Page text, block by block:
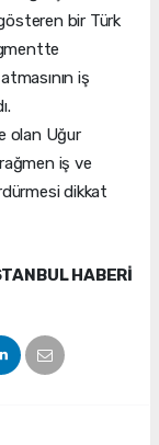
bir Türk
iş
olan Uğur
iş ve
dikkat
HABERİ